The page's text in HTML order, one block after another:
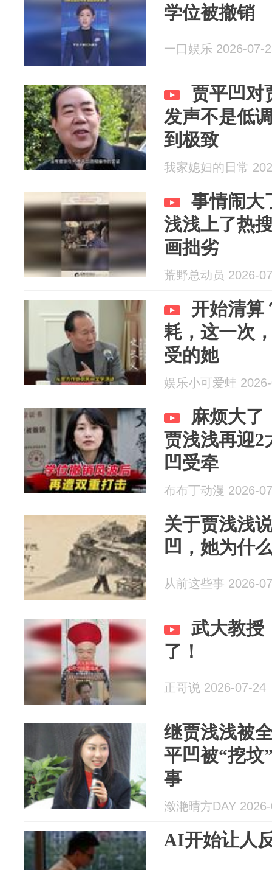
学位被撤销
一口娱乐 2026-07-
贾平凹对
发声不是低
到极致
我家媳妇的日常
事情闹大
浅浅上了热
画拙劣
荒野总动员 2026-
开始清算
耗，这一次
受的她
娱乐小可爱蛙
麻烦大了
贾浅浅再迎2
凹受牵
布布丁动漫 2026-
关于贾浅浅
凹，她为什
从前这些事 2026-
武大教授
了！
正哥说 2026-07-24
继贾浅浅被
平凹被“挖坟
事
潋滟晴方DAY
AI开始让人